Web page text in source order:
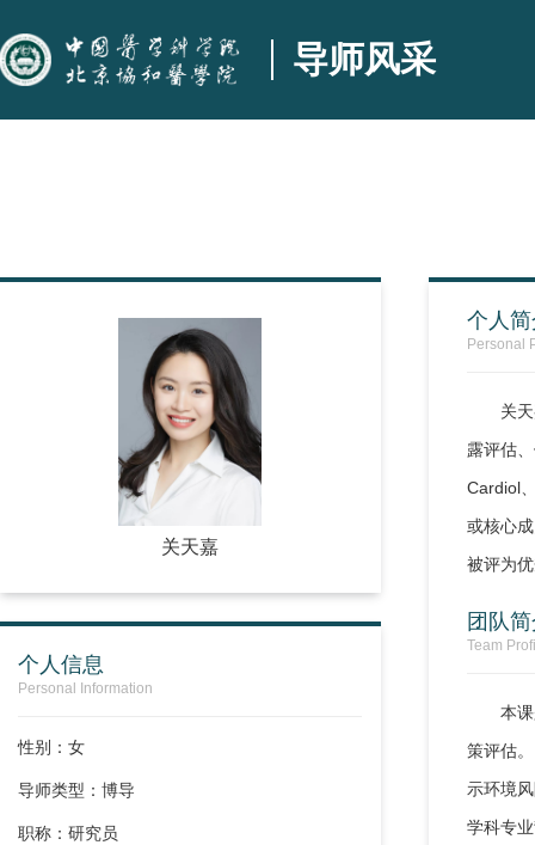
导师风采
关天嘉
个人信息
Personal Information
性别：女
导师类型：博导
职称：研究员
个人
Personal
关
露评估
Cardiol
或核心
被评为
团队
Team
本
策评估
示环境
学科专